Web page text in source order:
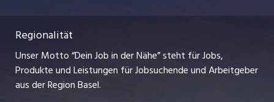
Lehrstellen
Ferienjobs
Impressum
Stellenmeldepflicht
Bewerber-Cockpit
myjob.ch
jobzüri.ch
Regionalität
Unser Motto “Dein Job in der Nähe” steht für Jobs,
Produkte und Leistungen für Jobsuchende und Arbeitgeber
aus der Region Basel.